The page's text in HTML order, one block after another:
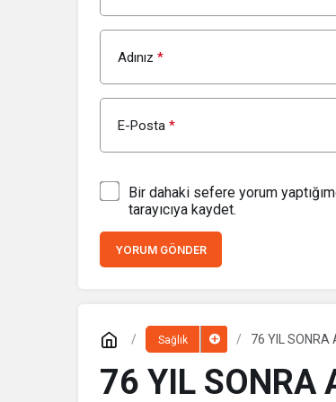
Adınız *
E-Posta *
Bir dahaki sefere yorum
tarayıcıya kaydet.
YORUM GÖNDER
Sağlık 76 YIL SONRA
76 YIL SONRA